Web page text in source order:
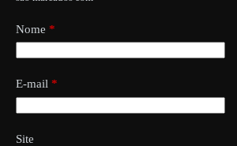
Nome *
E-mail *
Site